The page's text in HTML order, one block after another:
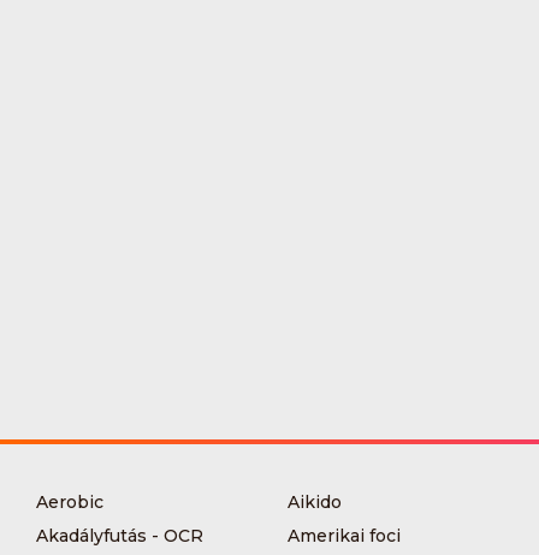
Aerobic
Aikido
Akadályfutás - OCR
Amerikai foci